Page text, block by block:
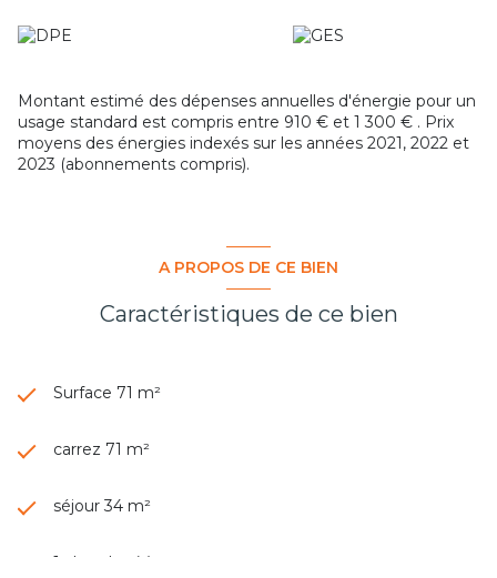
Laurent ALPHONSE. Contact pour ce bien : Michele
Montant estimé des dépenses annuelles d'énergie pour un
usage standard est compris entre 910 € et 1 300 € . Prix
moyens des énergies indexés sur les années 2021, 2022 et
2023 (abonnements compris).
A PROPOS DE CE BIEN
Caractéristiques de ce bien
Surface 71 m²
carrez 71 m²
séjour 34 m²
1 chambre(s)